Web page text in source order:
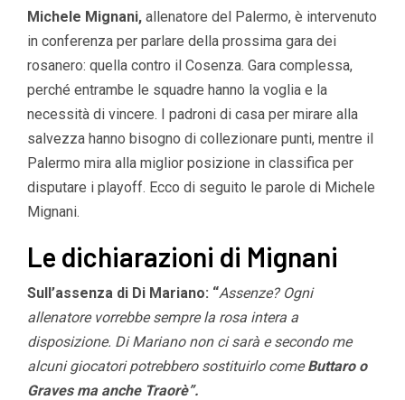
Michele Mignani, allenatore del Palermo, è intervenuto
in conferenza per parlare della prossima gara dei
rosanero: quella contro il Cosenza. Gara complessa,
perché entrambe le squadre hanno la voglia e la
necessità di vincere. I padroni di casa per mirare alla
salvezza hanno bisogno di collezionare punti, mentre il
Palermo mira alla miglior posizione in classifica per
disputare i playoff. Ecco di seguito le parole di Michele
Mignani.
Le dichiarazioni di Mignani
Sull’assenza di Di Mariano: “Assenze? Ogni
allenatore vorrebbe sempre la rosa intera a
disposizione. Di Mariano non ci sarà e secondo me
alcuni giocatori potrebbero sostituirlo comeButtaro o
Graves ma anche Traorè”.